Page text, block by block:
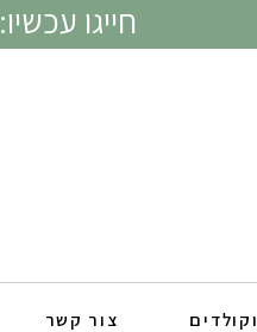
חייגו עכשיו: 03-6579911
צור קשר